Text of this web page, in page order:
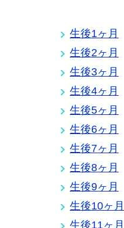
生後1ヶ月
生後2ヶ月
生後3ヶ月
生後4ヶ月
生後5ヶ月
生後6ヶ月
生後7ヶ月
生後8ヶ月
生後9ヶ月
生後10ヶ月
生後11ヶ月